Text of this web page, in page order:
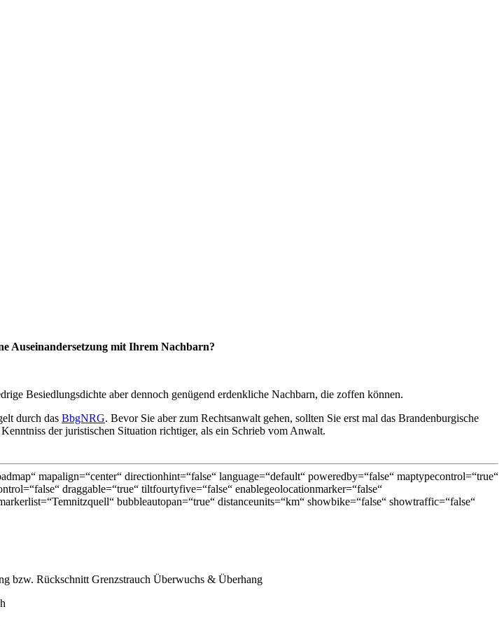
Auseinandersetzung mit Ihrem Nachbarn?
Besiedlungsdichte aber dennoch genügend erdenkliche Nachbarn, die zoffen können.
durch das BbgNRG. Bevor Sie aber zum Rechtsanwalt gehen, sollten Sie erst mal das Brandenburgische
der juristischen Situation richtiger, als ein Schrieb vom Anwalt.
mapalign=“center“ directionhint=“false“ language=“default“ poweredby=“false“ maptypecontrol=“true“
draggable=“true“ tiltfourtyfive=“false“ enablegeolocationmarker=“false“
bubbleautopan=“true“ distanceunits=“km“ showbike=“false“ showtraffic=“false“
bzw. Rückschnitt Grenzstrauch Überwuchs & Überhang